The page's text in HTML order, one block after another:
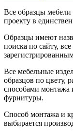
Все образцы
проекту в
Образцы имеют
поиска по сайту,
Все мебельные
образцов по цвету,
способами монтажа
фурнитуры.
Способ монтажа и
выбирается